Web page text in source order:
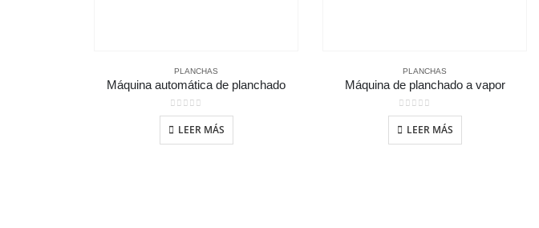
PLANCHAS
Máquina automática de planchado
0out of 5
LEER MÁS
PLANCHAS
Máquina de planchado a vapor
0out of 5
LEER MÁS